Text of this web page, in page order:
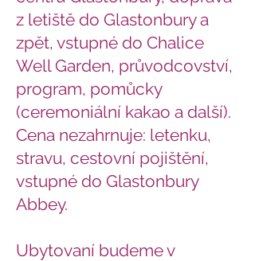
z letiště do Glastonbury a
zpět, vstupné do Chalice
Well Garden, průvodcovství,
program, pomůcky
(ceremoniální kakao a další).
Cena nezahrnuje: letenku,
stravu, cestovní pojištění,
vstupné do Glastonbury
Abbey.
Ubytovaní budeme v